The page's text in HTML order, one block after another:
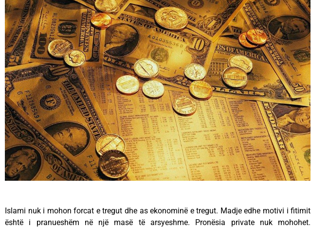
Islami nuk i mohon forcat e tregut dhe as ekonominë e tregut. Madje edhe motivi i fitimit
është i pranueshëm në një masë të arsyeshme. Pronësia private nuk mohohet.